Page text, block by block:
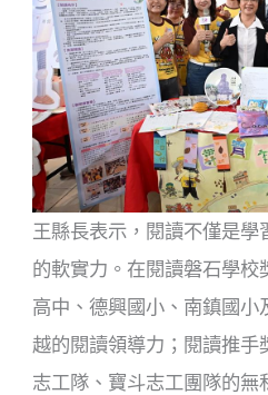
王縣長表示，閱讀不僅是學
的軟實力。在閱讀磐石學校
高中、德興國小、南鎮國小
越的閱讀領導力；閱讀推手
志工隊、寶斗志工團隊的無